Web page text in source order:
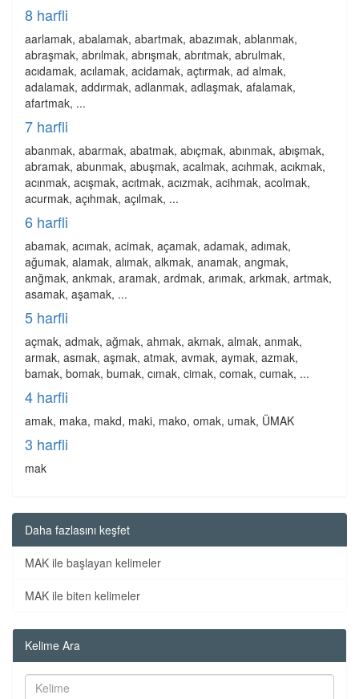
8 harfli
aarlamak, abalamak, abartmak, abazımak, ablanmak,
abraşmak, abrılmak, abrışmak, abrıtmak, abrulmak,
acıdamak, acılamak, acidamak, açtırmak, ad almak,
adalamak, addırmak, adlanmak, adlaşmak, afalamak,
afartmak, ...
7 harfli
abanmak, abarmak, abatmak, abıçmak, abınmak, abışmak,
abramak, abunmak, abuşmak, acalmak, acıhmak, acıkmak,
acınmak, acışmak, acıtmak, acızmak, acihmak, acolmak,
acurmak, açıhmak, açılmak, ...
6 harfli
abamak, acımak, acimak, açamak, adamak, adımak,
ağumak, alamak, alımak, alkmak, anamak, angmak,
anğmak, ankmak, aramak, ardmak, arımak, arkmak, artmak,
asamak, aşamak, ...
5 harfli
açmak, admak, ağmak, ahmak, akmak, almak, anmak,
armak, asmak, aşmak, atmak, avmak, aymak, azmak,
bamak, bomak, bumak, cımak, cimak, comak, cumak, ...
4 harfli
amak, maka, makd, maki, mako, omak, umak, ÜMAK
3 harfli
mak
Daha fazlasını keşfet
MAK ile başlayan kelimeler
MAK ile biten kelimeler
Kelime Ara